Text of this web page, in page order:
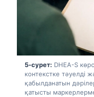
5-сурет: DHEA-S
контекстке тәуелді
қабылданатын
қатысты
ಕನ್ನಡ
മലയാളം
Bahasa Melayu
ไทย